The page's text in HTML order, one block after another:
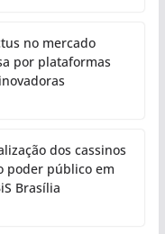
no mercado
por plataformas
dos cassinos
poder público em
Brasília